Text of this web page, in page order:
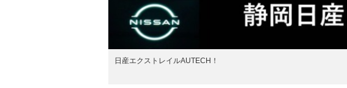
日産エクストレイルAUTECH！